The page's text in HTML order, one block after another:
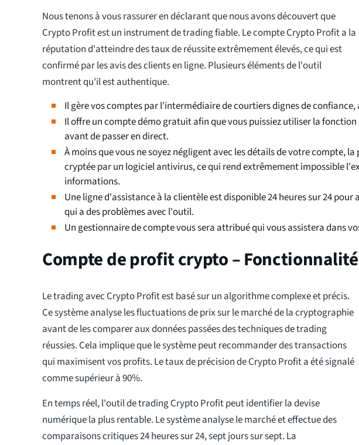
Nous tenons à vous rassurer en déclarant que nous avons découvert que
Crypto Profit est un instrument de trading fiable. Le compte Crypto Profit a la
réputation d'atteindre des taux de réussite extrêmement élevés, ce qui est
confirmé par les avis des clients en ligne. Plusieurs éléments de l'outil
montrent qu'il est authentique.
Il gère vos comptes par l'intermédiaire de courtiers dignes de confiance,
Il offre un compte démo gratuit afin que vous puissiez utiliser la
avant de passer en direct.
À moins que vous ne soyez négligent avec les détails de votre compte,
cryptée par un logiciel antivirus, ce qui rend extrêmement impossible
informations.
Une ligne d'assistance à la clientèle est disponible 24 heures sur 24
qui a des problèmes avec l'outil.
Un gestionnaire de compte vous sera attribué qui vous assistera dans
Compte de profit crypto – Fonctionnalité
Le trading avec Crypto Profit est basé sur un algorithme complexe et précis.
Ce système analyse les fluctuations de prix sur le marché de la cryptographie
avant de les comparer aux données passées des techniques de trading
réussies. Cela implique que le système peut recommander des transactions
qui maximisent vos profits. Le taux de précision de Crypto Profit a été signalé
comme supérieur à 90%.
En temps réel, l'outil de trading Crypto Profit peut identifier la devise
numérique la plus rentable. Le système analyse le marché et effectue des
comparaisons critiques 24 heures sur 24, sept jours sur sept. La